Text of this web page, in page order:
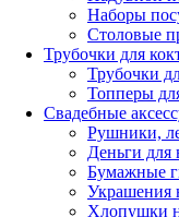
Наборы
Столовые
Трубочки для
Трубочки
Топперы
Свадебные
Рушники,
Деньги для
Бумажные
Украшения
Хлопушки